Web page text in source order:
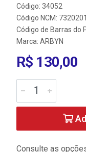
Código: 34052
Código NCM:
Código de Barras do
Marca: ARBYN
R$ 130,00
Consulte as